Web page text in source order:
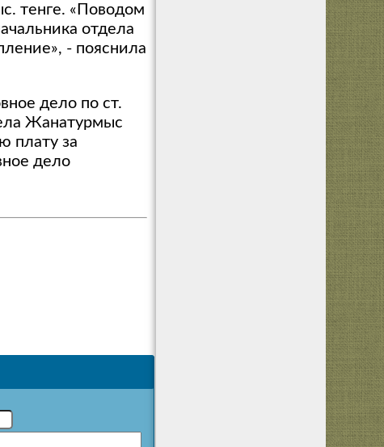
тенге. «Поводом
отдела
- пояснила
дело по ст.
Жанатурмыс
плату за
дело